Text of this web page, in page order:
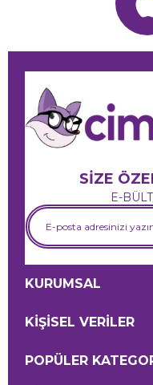
SİZE
E-
KURUMSAL
KİŞİSEL VERİLER
POPÜLER